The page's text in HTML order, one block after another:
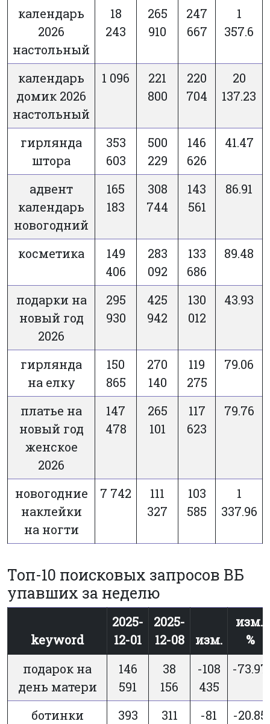
календарь
2026
настольный
18
243
265
910
247
667
1
357.6
календарь
домик 2026
настольный
1 096
221
800
220
704
20
137.23
гирлянда
штора
353
603
500
229
146
626
41.47
адвент
календарь
новогодний
165
183
308
744
143
561
86.91
косметика
149
406
283
092
133
686
89.48
подарки на
новый год
2026
295
930
425
942
130
012
43.93
гирлянда
на елку
150
865
270
140
119
275
79.06
платье на
новый год
женское
2026
147
478
265
101
117
623
79.76
новогодние
наклейки
на ногти
7 742
111
327
103
585
1
337.96
Топ-10 поисковых запросов ВБ
упавших за неделю
keyword
2025-
12-01
2025-
12-08
изм.
изм.,
%
подарок на
день матери
146
591
38
156
-108
435
-73.97
ботинки
393
311
-81
-20.85